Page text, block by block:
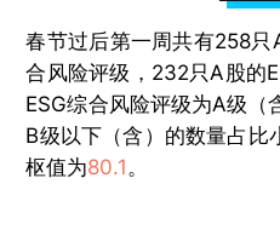
春节过后第一周共有258
合风险评级，232只A股的
ESG综合风险评级为A级（
B级以下（含）的数量占比
枢值为80.1。